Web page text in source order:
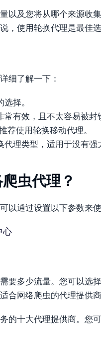
以及您将从哪个来源收
，使用轮换代理是最佳选
细了解一下：
择。
常有效，且不太容易被
荐使用轮换移动代理。
代理类型，适用于没有强
虫代理？
以通过设置以下参数来
心
要多少流量。您可以选
合网络爬虫的代理提供商
的十大代理提供商。您